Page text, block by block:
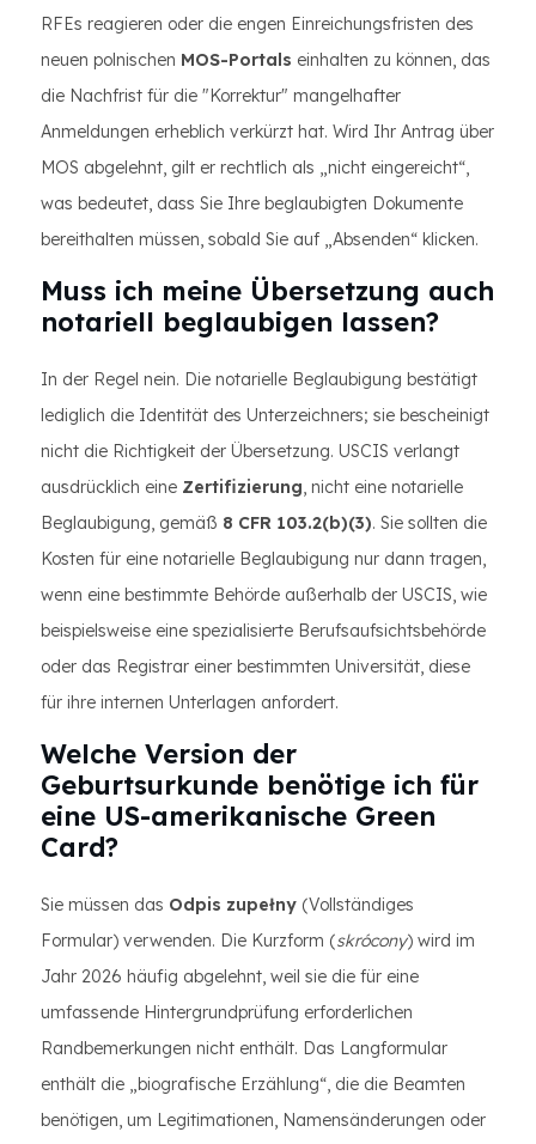
RFEs reagieren oder die engen Einreichungsfristen des
neuen polnischen MOS-Portals einhalten zu können, das
die Nachfrist für die "Korrektur" mangelhafter
Anmeldungen erheblich verkürzt hat. Wird Ihr Antrag über
MOS abgelehnt, gilt er rechtlich als „nicht eingereicht“,
was bedeutet, dass Sie Ihre beglaubigten Dokumente
bereithalten müssen, sobald Sie auf „Absenden“ klicken.
Muss ich meine Übersetzung auch
notariell beglaubigen lassen?
In der Regel nein. Die notarielle Beglaubigung bestätigt
lediglich die Identität des Unterzeichners; sie bescheinigt
nicht die Richtigkeit der Übersetzung. USCIS verlangt
ausdrücklich eine Zertifizierung, nicht eine notarielle
Beglaubigung, gemäß 8 CFR 103.2(b)(3). Sie sollten die
Kosten für eine notarielle Beglaubigung nur dann tragen,
wenn eine bestimmte Behörde außerhalb der USCIS, wie
beispielsweise eine spezialisierte Berufsaufsichtsbehörde
oder das Registrar einer bestimmten Universität, diese
für ihre internen Unterlagen anfordert.
Welche Version der
Geburtsurkunde benötige ich für
eine US-amerikanische Green
Card?
Sie müssen das Odpis zupełny (Vollständiges
Formular) verwenden. Die Kurzform (skrócony) wird im
Jahr 2026 häufig abgelehnt, weil sie die für eine
umfassende Hintergrundprüfung erforderlichen
Randbemerkungen nicht enthält. Das Langformular
enthält die „biografische Erzählung“, die die Beamten
benötigen, um Legitimationen, Namensänderungen oder